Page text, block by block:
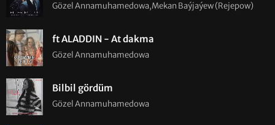
Gözel Annamuhamedowa,Mekan Baýjaýew (Rejepow)
ft ALADDIN - At dakma
Gözel Annamuhamedowa
Bilbil gördüm
Gözel Annamuhamedowa